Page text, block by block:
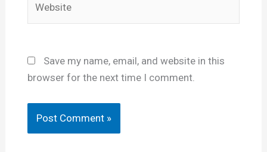
Save my name, email, and website in this
browser for the next time I comment.